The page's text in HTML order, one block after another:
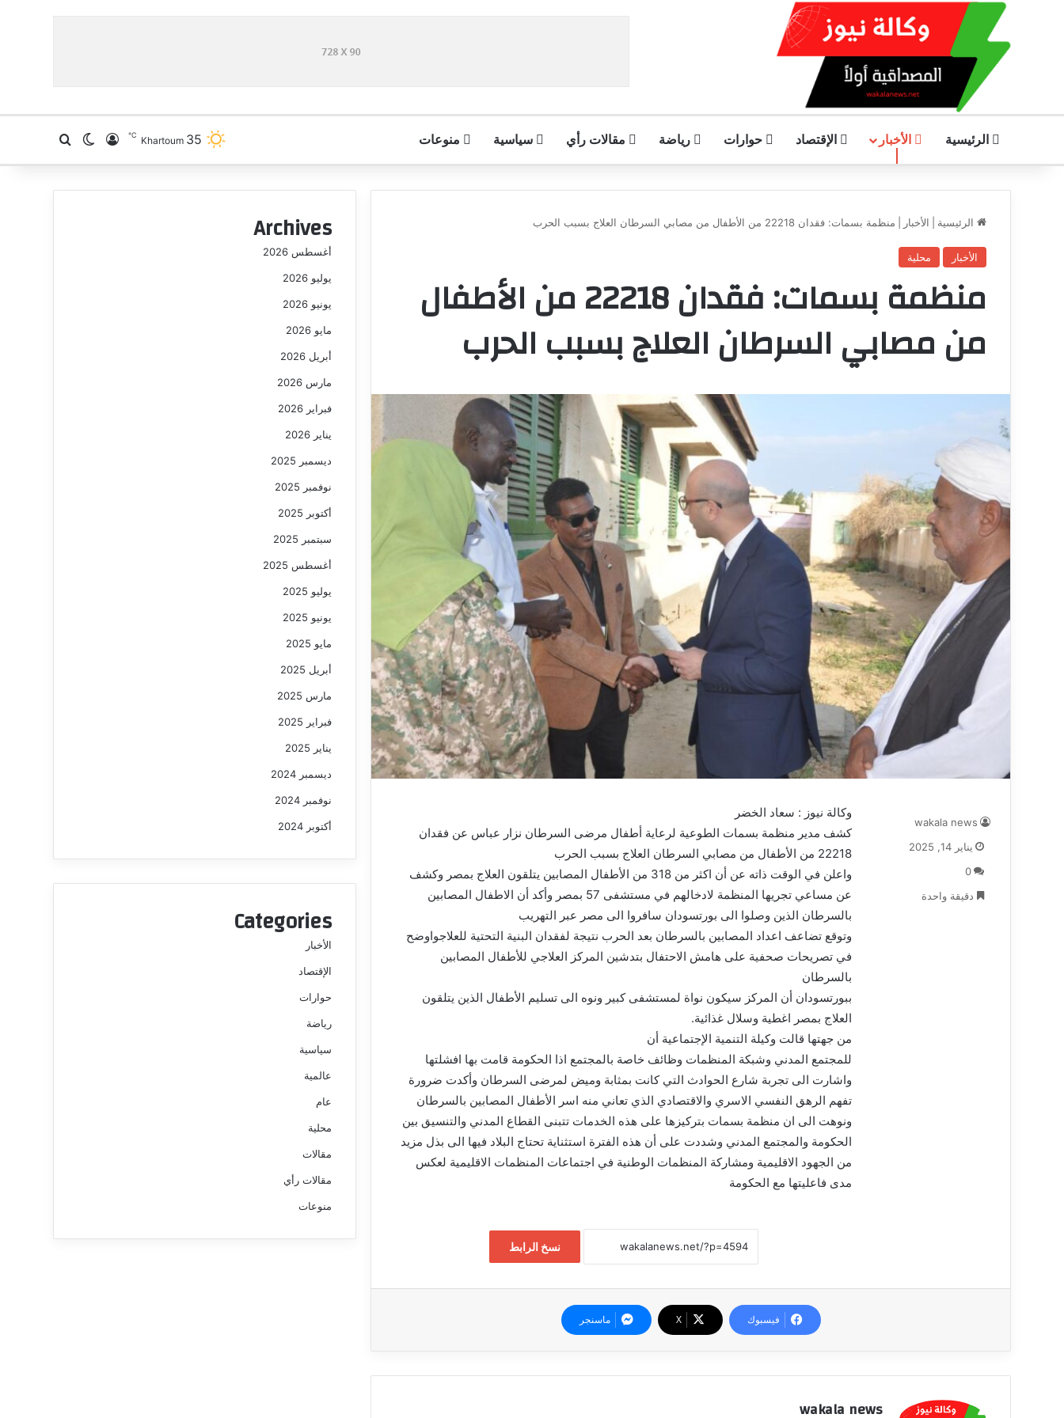
الرئيسية الأخبار الإقتصاد حوارات رياضة مقالات رأي سياسية منوعات Khartoum 35
℃ تسجيل الدخول
الوضع المظلم
الرئيسية الأخبار منظمة بسمات: فقدان 22218 من الأطفال من مصابي السرطان العلاج بسبب الحرب
الأخبار محلية
منظمة بسمات: فقدان 22218 من الأطفال
من مصابي السرطان العلاج بسبب الحرب
وكالة نيوز : سعاد الخضر
كشف مدير منظمة بسمات الطوعية لرعاية أطفال مرضى السرطان نزار عباس عن فقدان
22218 من الأطفال من مصابي السرطان العلاج بسبب الحرب
واعلن في الوقت ذاته عن أن اكثر من 318 من الأطفال المصابين يتلقون العلاج بمصر وكشف
عن مساعي تجريها المنظمة لادخالهم في مستشفى 57 بمصر وأكد أن الاطفال المصابين
بالسرطان الذين وصلوا الى بورتسودان سافروا الى مصر عبر التهريب
وتوقع تضاعف اعداد المصابين بالسرطان بعد الحرب نتيجة لفقدان البنية التحتية للعلاجواوضح
في تصريحات صحفية على هامش الاحتفال بتدشين المركز العلاجي للأطفال المصابين
بالسرطان
ببورتسودان أن المركز سيكون نواة لمستشفى كبير ونوه الى تسليم الأطفال الذين يتلقون
العلاج بمصر اغطية وسلال غذائية.
من جهتها قالت وكيلة التنمية الإجتماعية أن
للمجتمع المدني وشبكة المنظمات وظائف خاصة بالمجتمع اذا الحكومة قامت بها افشلتها
واشارت الى تجربة شارع الحوادث التي كانت بمثابة وميض لمرضى السرطان وأكدت ضرورة
تفهم الرهق النفسي الاسري والاقتصادي الذي تعاني منه اسر الأطفال المصابين بالسرطان
ونوهت الى ان منظمة بسمات بتركيزها على هذه الخدمات تتبنى القطاع المدني والتنسيق بين
الحكومة والمجتمع المدني وشددت على أن هذه الفترة استثناية تحتاج البلاد فيها الى بذل مزيد
من الجهود الاقليمية ومشاركة المنظمات الوطنية في اجتماعات المنظمات الاقليمية لعكس
مدى فاعليتها مع الحكومة
نسخ الرابط
wakala news
يناير 14, 2025
0
دقيقة واحدة
فيسبوك ‫X ماسنجر
wakala news
إعفاء وزير الشؤون الدينية والأوقاف والامين
العام للحج والعمرة من منصبيهما
Archives
أغسطس 2026
يوليو 2026
يونيو 2026
مايو 2026
أبريل 2026
مارس 2026
فبراير 2026
يناير 2026
ديسمبر 2025
نوفمبر 2025
أكتوبر 2025
سبتمبر 2025
أغسطس 2025
يوليو 2025
يونيو 2025
مايو 2025
أبريل 2025
مارس 2025
فبراير 2025
يناير 2025
ديسمبر 2024
نوفمبر 2024
أكتوبر 2024
Categories
الأخبار
الإقتصاد
حوارات
رياضة
سياسية
عالمية
عام
محلية
مقالات
مقالات رأي
منوعات